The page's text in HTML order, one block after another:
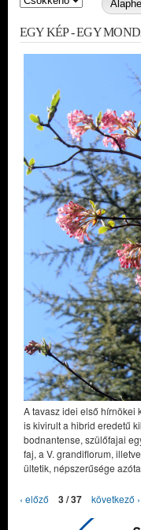
EGY KÉP - EGY
A tavasz idei első hírnökei
is kivirult a hibrid eredetű
bodnantense, szülőfajai
faj, a V. grandiflorum,
ültetik, népszerűsége
‹ előző 3 / 37 következő ›